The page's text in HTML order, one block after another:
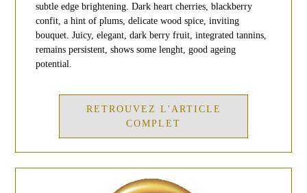
subtle edge brightening. Dark heart cherries, blackberry
confit, a hint of plums, delicate wood spice, inviting
bouquet. Juicy, elegant, dark berry fruit, integrated tannins,
remains persistent, shows some lenght, good ageing
potential.
RETROUVEZ L'ARTICLE
COMPLET